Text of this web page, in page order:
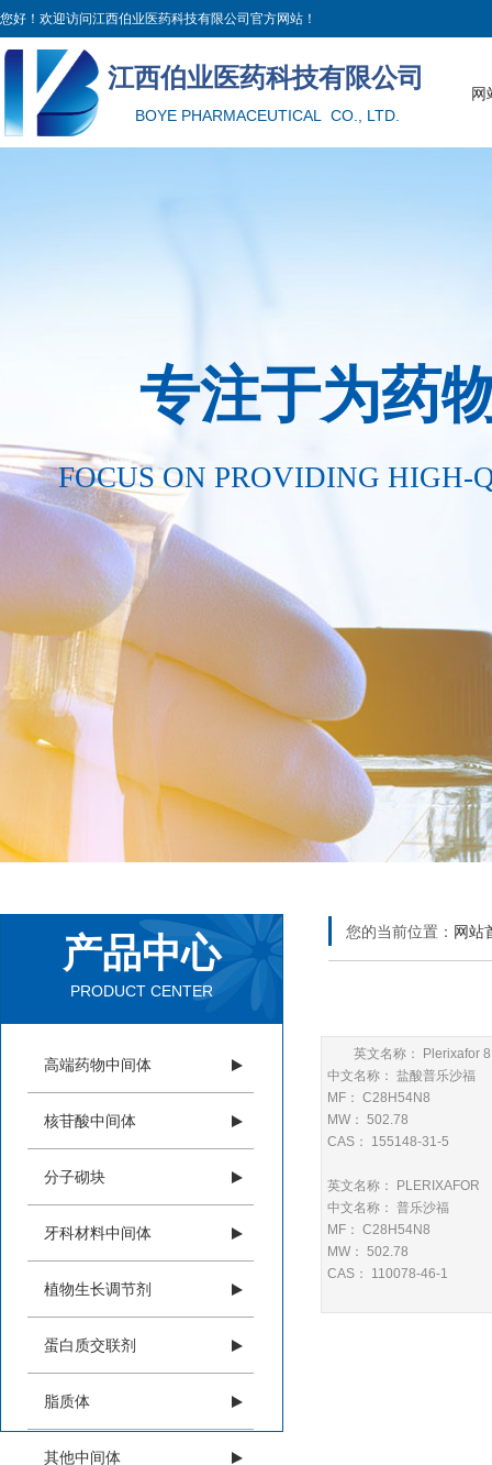
您好！欢迎访问江西伯业医药科技有限公司官方网站！
江西伯业医药科技有限公司
BOYE PHARMACEUTICAL CO., LTD.
网
专注于为药
FOCUS ON PROVIDING HIGH-
高端药物中间体
核苷酸中间体
分子砌块
牙科材料中间体
植物生长调节剂
蛋白质交联剂
脂质体
其他中间体
PRODUCT CENTER
产品中心 您的当前位置： 网站
英文名称： Plerixafor
中文名称： 盐酸普乐沙福
MF： C28H54N8
MW： 502.78
CAS： 155148-31-5
英文名称： PLERIXAFOR
中文名称： 普乐沙福
MF： C28H54N8
MW： 502.78
CAS： 110078-46-1